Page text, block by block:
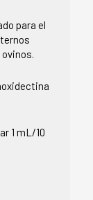
para el
1 mL/10